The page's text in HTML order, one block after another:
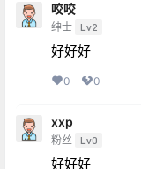
咬咬
绅士 Lv2
好好好
0 0
xxp
粉丝 Lv0
好好好